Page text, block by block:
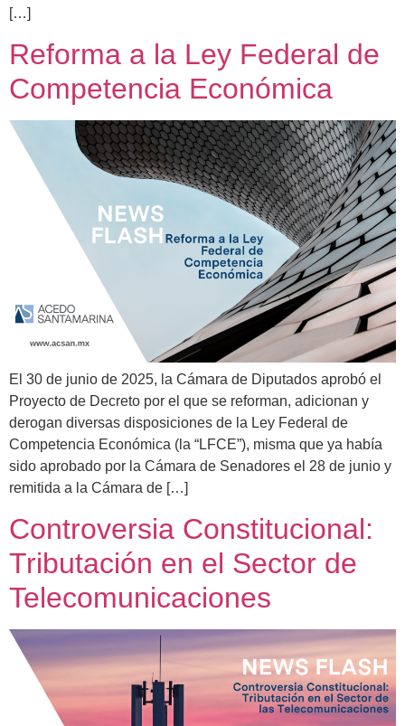
[…]
Reforma a la Ley Federal de
Competencia Económica
El 30 de junio de 2025, la Cámara de Diputados aprobó el
Proyecto de Decreto por el que se reforman, adicionan y
derogan diversas disposiciones de la Ley Federal de
Competencia Económica (la “LFCE”), misma que ya había
sido aprobado por la Cámara de Senadores el 28 de junio y
remitida a la Cámara de […]
Controversia Constitucional:
Tributación en el Sector de
Telecomunicaciones